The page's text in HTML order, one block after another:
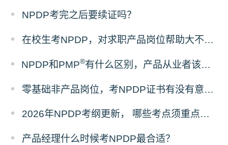
NPDP考完之后要续证吗？
在校生考NPDP，对求职产品岗位帮助大不大？
NPDP和PMP®有什么区别，产品从业者该怎么选证？
零基础非产品岗位，考NPDP证书有没有意义？
2026年NPDP考纲更新， 哪些考点须重点掌握？
产品经理什么时候考NPDP最合适？